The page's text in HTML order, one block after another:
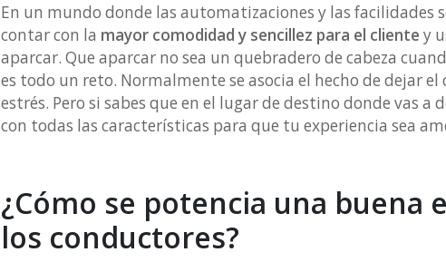
En un mundo donde las automatizaciones y las
contar con la mayor comodidad y sencillez para el cliente y
aparcar. Que aparcar no sea un quebradero de cabeza
es todo un reto. Normalmente se asocia el hecho de dejar
estrés. Pero si sabes que en el lugar de destino donde vas
con todas las características para que tu experiencia sea
¿Cómo se potencia una buena
los conductores?